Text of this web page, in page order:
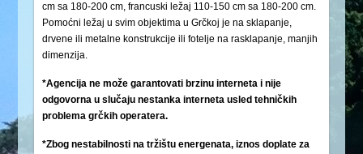
cm sa 180-200 cm, francuski ležaj 110-150 cm sa 180-200 cm.
Pomoćni ležaj u svim objektima u Grčkoj je na sklapanje,
drvene ili metalne konstrukcije ili fotelje na rasklapanje, manjih
dimenzija.
*Agencija ne može garantovati brzinu interneta i nije
odgovorna u slučaju nestanka interneta usled tehničkih
problema grčkih operatera.
*Zbog nestabilnosti na tržištu energenata, iznos doplate za